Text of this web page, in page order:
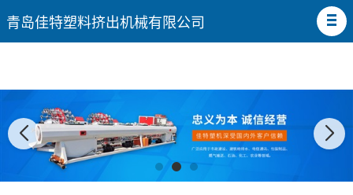
青岛佳特塑料挤出机械有限公司